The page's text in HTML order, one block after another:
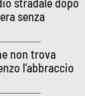
senza
non trova
l’abbraccio